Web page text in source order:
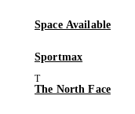
Space Available
Sportmax
The North Face